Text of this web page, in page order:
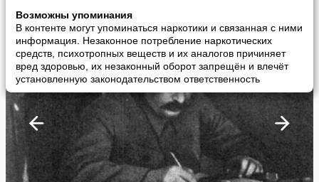
Возможны упоминания
В контенте могут упоминаться наркотики и связанная с ними
информация. Незаконное потребление наркотических
средств, психотропных веществ и их аналогов причиняет
вред здоровью, их незаконный оборот запрещён и влечёт
установленную законодательством ответственность